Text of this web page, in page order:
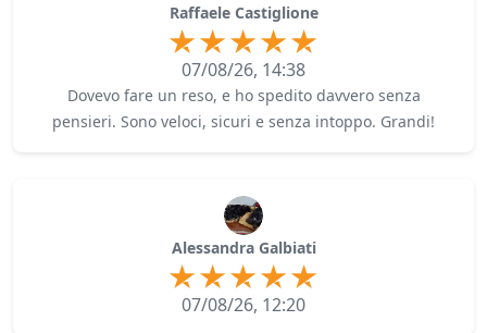
Raffaele Castiglione
07/08/26, 14:38
Dovevo fare un reso, e ho spedito davvero senza
pensieri. Sono veloci, sicuri e senza intoppo. Grandi!
Alessandra Galbiati
07/08/26, 12:20